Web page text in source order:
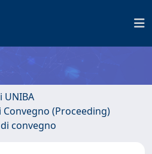
UNIBA
(Proceeding)
convegno